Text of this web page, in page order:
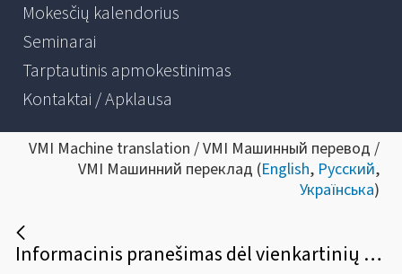
Mokesčių kalendorius
Seminarai
Tarptautinis apmokestinimas
Kontaktai / Apklausa
VMI Machine translation / VMI Машинный перевод /
VMI Машинний переклад (English, Русский,
Українська)
Informacinis pranešimas dėl vienkartinių kompensacijų asmenims, kurių sveikatai padaryta žala likviduojant Černobylio AE avarijos padarinius, ir jų šeimos nariams, taip pat asmenims, antrojo pasaulinio karo ir okupacijų metais išvežtiems priverstiniams darbams, buvusiems getuose, įkalinimo įstaigose ir kitose laisvės atėmimo vietose, įstatymo priėmimo